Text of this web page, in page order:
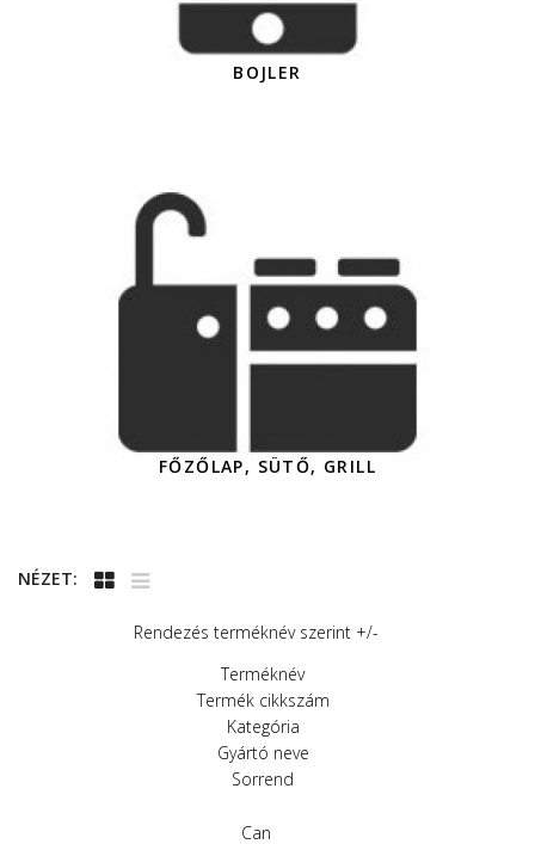
BOJLER
FŐZŐLAP, SÜTŐ, GRILL
NÉZET:
Rendezés terméknév szerint +/-
Terméknév
Termék cikkszám
Kategória
Gyártó neve
Sorrend
Can